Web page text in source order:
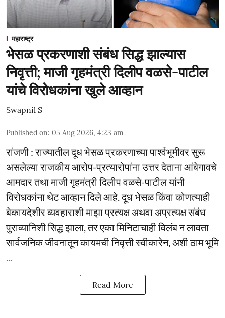
महाराष्ट्र
भेसळ प्रकरणाशी संबंध सिद्ध झाल्यास
निवृत्ती; माजी गृहमंत्री दिलीप वळसे-पाटील
यांचे विरोधकांना खुले आव्हान
Swapnil S
Published on: 05 Aug 2026, 4:23 am
रांजणी : राज्यातील दूध भेसळ प्रकरणाच्या पार्श्वभूमीवर सुरू
असलेल्या राजकीय आरोप-प्रत्यारोपांना उत्तर देताना आंबेगावचे
आमदार तथा माजी गृहमंत्री दिलीप वळसे-पाटील यांनी
विरोधकांना थेट आव्हान दिले आहे. दूध भेसळ किंवा कोणत्याही
बेकायदेशीर व्यवहाराशी माझा प्रत्यक्ष अथवा अप्रत्यक्ष संबंध
पुराव्यानिशी सिद्ध झाला, तर एका मिनिटाचाही विलंब न लावता
सार्वजनिक जीवनातून कायमची निवृत्ती स्वीकारेन, अशी ठाम भूमि
Read More